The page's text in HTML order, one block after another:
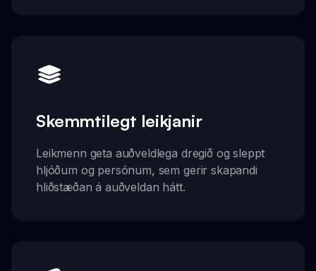
Skemmtilegt leikjanir
Leikmenn geta auðveldlega dregið og sleppt
hljóðum og persónum, sem gerir skapandi
hliðstæðan á auðveldan hátt.